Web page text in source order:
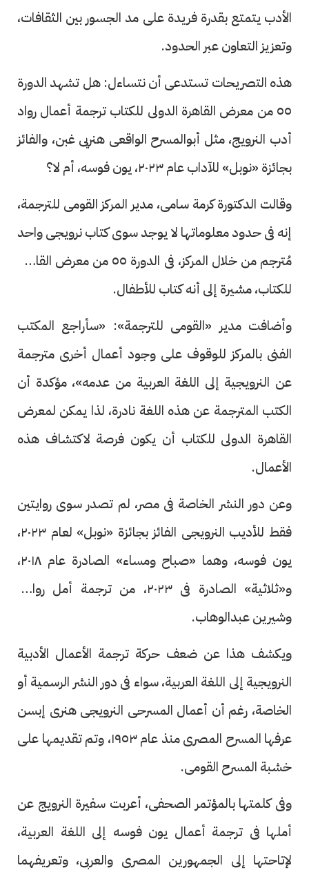
الأدب يتمتع بقدرة فريدة على مد الجسور بين الثقافات،
وتعزيز التعاون عبر الحدود.
هذه التصريحات تستدعى أن نتساءل: هل تشهد الدورة
٥٥ من معرض القاهرة الدولى للكتاب ترجمة أعمال رواد
أدب النرويج، مثل أبوالمسرح الواقعى هنريى غبن، والفائز
بجائزة «نوبل» للآداب عام ٢٠٢٣، يون فوسه، أم لا؟
وقالت الدكتورة كرمة سامى، مدير المركز القومى للترجمة،
إنه فى حدود معلوماتها لا يوجد سوى كتاب نرويجى واحد
مُترجم من خلال المركز، فى الدورة ٥٥ من معرض القاهرة
للكتاب، مشيرة إلى أنه كتاب للأطفال.
وأضافت مدير «القومى للترجمة»: «سأراجع المكتب
الفنى بالمركز للوقوف على وجود أعمال أخرى مترجمة
عن النرويجية إلى اللغة العربية من عدمه»، مؤكدة أن
الكتب المترجمة عن هذه اللغة نادرة، لذا يمكن لمعرض
القاهرة الدولى للكتاب أن يكون فرصة لاكتشاف هذه
الأعمال.
وعن دور النشر الخاصة فى مصر، لم تصدر سوى روايتين
فقط للأديب النرويجى الفائز بجائزة «نوبل» لعام ٢٠٢٣،
يون فوسه، وهما «صباح ومساء» الصادرة عام ٢٠١٨،
و«ثلاثية» الصادرة فى ٢٠٢٣، من ترجمة أمل رواش
وشيرين عبدالوهاب.
ويكشف هذا عن ضعف حركة ترجمة الأعمال الأدبية
النرويجية إلى اللغة العربية، سواء فى دور النشر الرسمية أو
الخاصة، رغم أن أعمال المسرحى النرويجى هنرى إبسن
عرفها المسرح المصرى منذ عام ١٩٥٣، وتم تقديمها على
خشبة المسرح القومى.
وفى كلمتها بالمؤتمر الصحفى، أعربت سفيرة النرويج عن
أملها فى ترجمة أعمال يون فوسه إلى اللغة العربية،
لإتاحتها إلى الجمهورين المصرى والعربى، وتعريفهما